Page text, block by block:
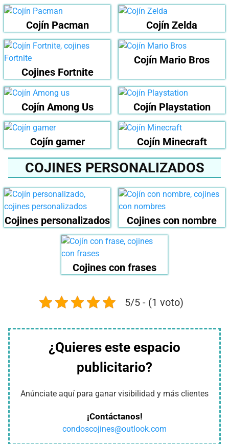
Cojín Pacman Cojín Zelda
Cojines Fortnite
Cojín Mario Bros
Cojín Among Us Cojín Playstation
Cojín gamer Cojín Minecraft
COJINES PERSONALIZADOS
Cojines personalizados Cojines con nombre
Cojines con frases
5/5 - (1 voto)
¿Quieres este espacio
publicitario?
Anúnciate aquí para ganar visibilidad y más clientes
¡Contáctanos!
condoscojines@outlook.com